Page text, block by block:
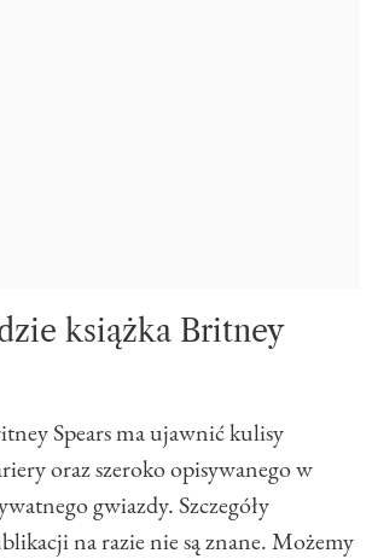
książka Britney
Spears ma ujawnić kulisy
oraz szeroko opisywanego w
gwiazdy. Szczegóły
na razie nie są znane. Możemy